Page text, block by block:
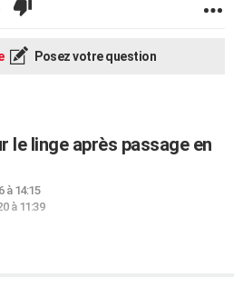
Posez votre question
le linge après passage en
à 14:15
à 11:39